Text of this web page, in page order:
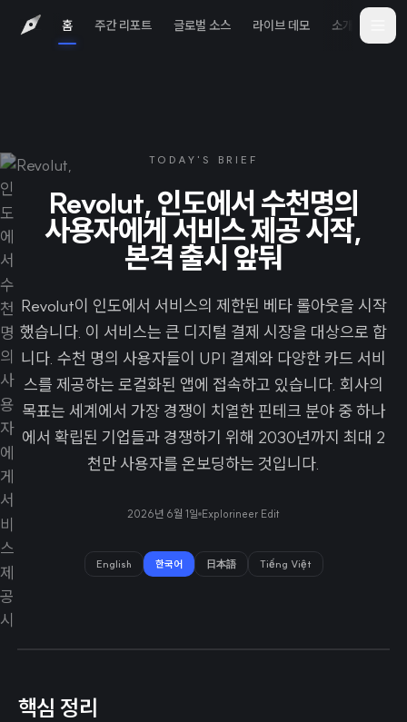
홈 주간 리포트 글로벌 소스 라이브 데모 소개
TODAY'S BRIEF
Revolut, 인도에서 수천명의
사용자에게 서비스 제공 시작,
본격 출시 앞둬
Revolut이 인도에서 서비스의 제한된 베타 롤아웃을 시작
했습니다. 이 서비스는 큰 디지털 결제 시장을 대상으로 합
니다. 수천 명의 사용자들이 UPI 결제와 다양한 카드 서비
스를 제공하는 로컬화된 앱에 접속하고 있습니다. 회사의
목표는 세계에서 가장 경쟁이 치열한 핀테크 분야 중 하나
에서 확립된 기업들과 경쟁하기 위해 2030년까지 최대 2
천만 사용자를 온보딩하는 것입니다.
2026년 6월 1일 Explorineer Edit
English 한국어 日本語 Tiếng Việt
핵심 정리